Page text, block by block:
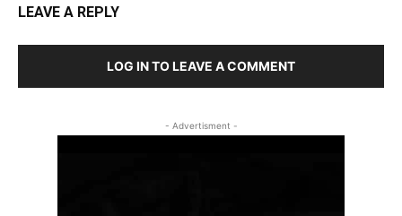
LEAVE A REPLY
LOG IN TO LEAVE A COMMENT
- Advertisment -